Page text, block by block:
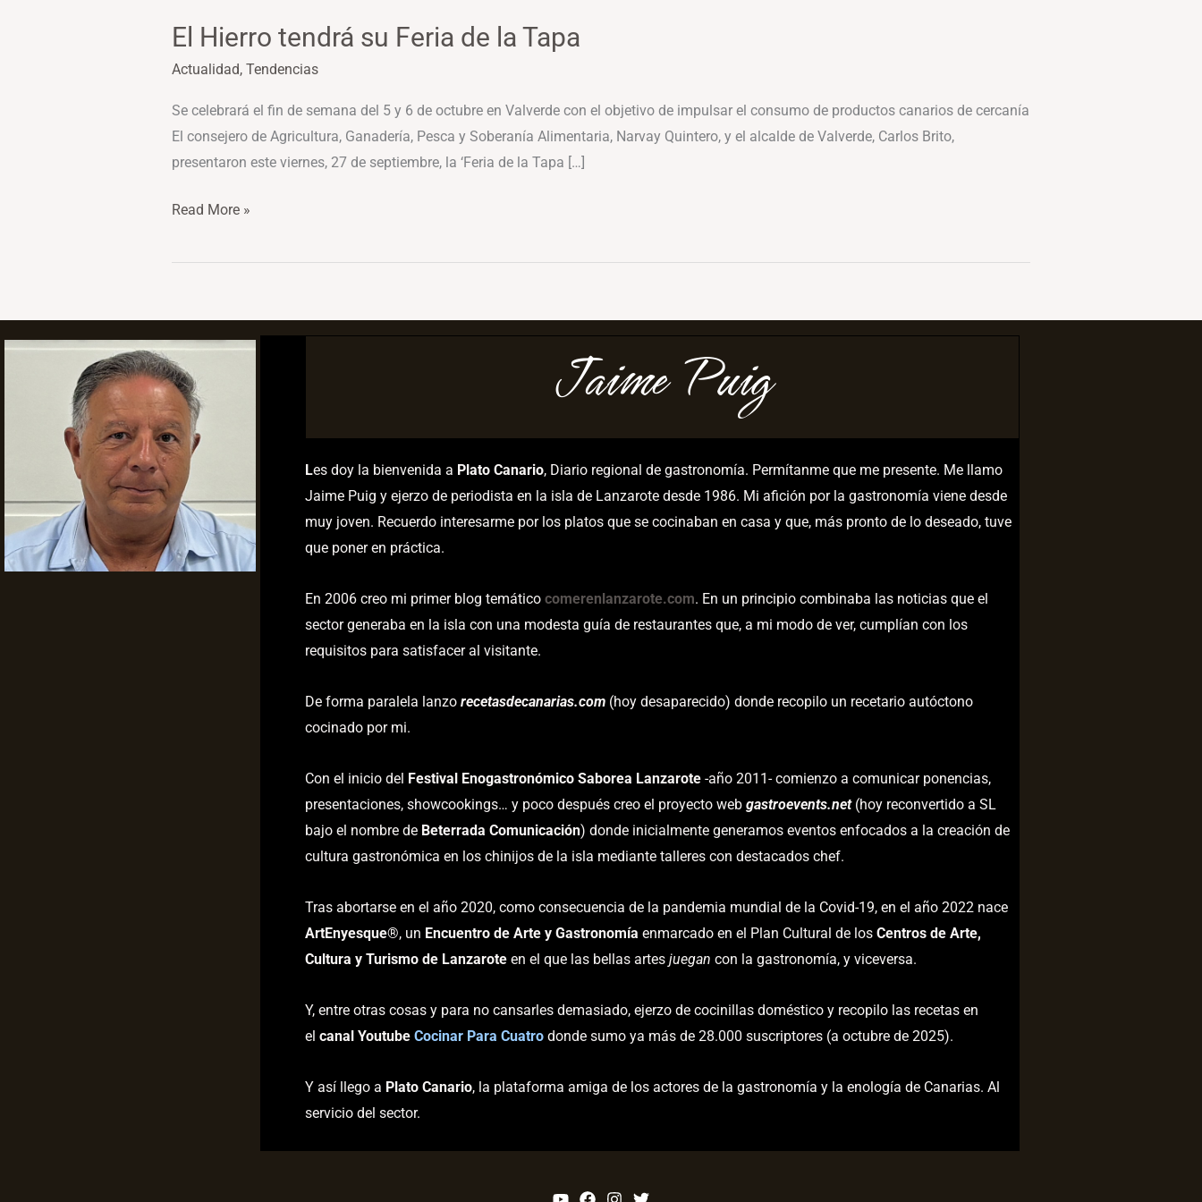
El Hierro tendrá su Feria de la Tapa
Actualidad, Tendencias
Se celebrará el fin de semana del 5 y 6 de octubre en Valverde con el objetivo de impulsar el consumo de productos canarios de cercanía
El consejero de Agricultura, Ganadería, Pesca y Soberanía Alimentaria, Narvay Quintero, y el alcalde de Valverde, Carlos Brito,
presentaron este viernes, 27 de septiembre, la ‘Feria de la Tapa […]
Read More »
Jaime Puig
Les doy la bienvenida a Plato Canario, Diario regional de gastronomía. Permítanme que me presente. Me llamo
Jaime Puig y ejerzo de periodista en la isla de Lanzarote desde 1986. Mi afición por la gastronomía viene desde
muy joven. Recuerdo interesarme por los platos que se cocinaban en casa y que, más pronto de lo deseado, tuve
que poner en práctica.
En 2006 creo mi primer blog temático comerenlanzarote.com. En un principio combinaba las noticias que el
sector generaba en la isla con una modesta guía de restaurantes que, a mi modo de ver, cumplían con los
requisitos para satisfacer al visitante.
De forma paralela lanzo recetasdecanarias.com(hoy desaparecido) donde recopilo un recetario autóctono
cocinado por mi.
Con el inicio del Festival Enogastronómico Saborea Lanzarote-año 2011- comienzo a comunicar ponencias,
presentaciones, showcookings… y poco después creo el proyecto web gastroevents.net(hoy reconvertido a SL
bajo el nombre de Beterrada Comunicación) donde inicialmente generamos eventos enfocados a la creación de
cultura gastronómica en los chinijos de la isla mediante talleres con destacados chef.
Tras abortarse en el año 2020, como consecuencia de la pandemia mundial de la Covid-19, en el año 2022 nace
ArtEnyesque®, un Encuentro de Arte y Gastronomía enmarcado en el Plan Cultural de los Centros de Arte,
Cultura y Turismo de Lanzaroteen el que las bellas artes juegan con la gastronomía, y viceversa.
Y, entre otras cosas y para no cansarles demasiado, ejerzo de cocinillas doméstico y recopilo las recetas en
el canal Youtube Cocinar Para Cuatrodonde sumo ya más de 28.000 suscriptores (a octubre de 2025).
Y así llego a Plato Canario, la plataforma amiga de los actores de la gastronomía y la enología de Canarias. Al
servicio del sector.